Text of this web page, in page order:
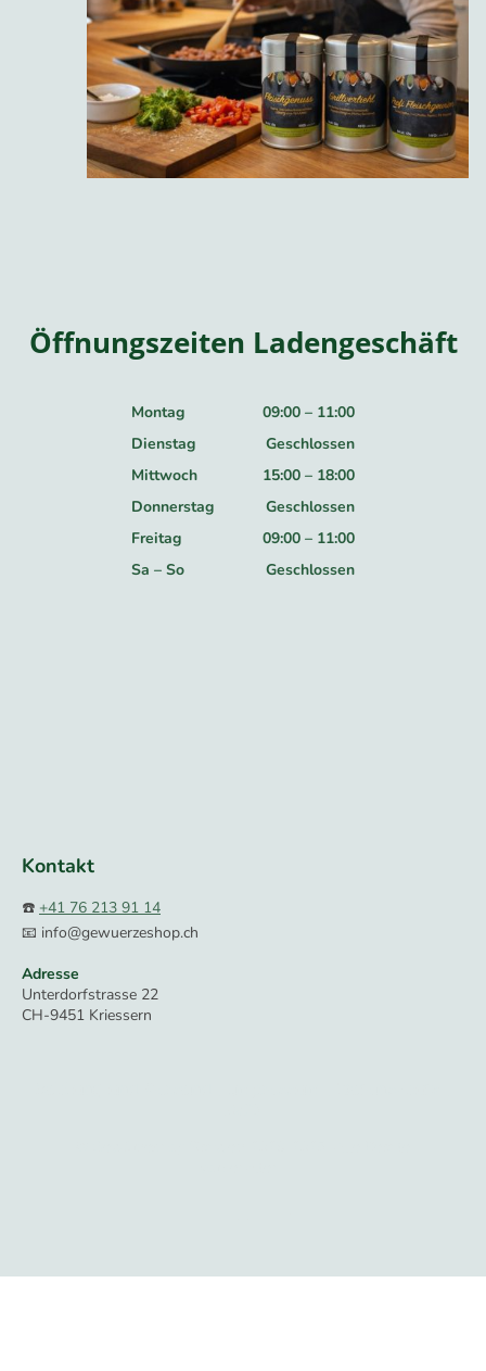
Öffnungszeiten Ladengeschäft
Montag 09:00 – 11:00
Dienstag
Geschlossen
Mittwoch
15:00 – 18:00
Donnerstag
Geschlossen
Freitag
09:00 – 11:00
Sa – So Geschlossen
Kontakt
☎️ +41 76 213 91 14
📧 info@gewuerzeshop.ch
Adresse
Unterdorfstrasse 22
CH-9451 Kriessern